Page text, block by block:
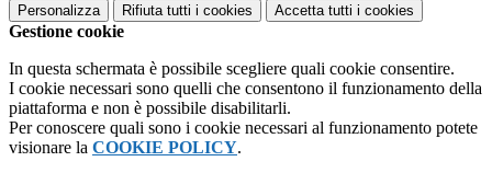
Personalizza Rifiuta tutti i cookies Accetta tutti i cookies
Gestione cookie
In questa schermata è possibile scegliere quali cookie consentire.
I cookie necessari sono quelli che consentono il funzionamento della
piattaforma e non è possibile disabilitarli.
Per conoscere quali sono i cookie necessari al funzionamento potete
visionare la COOKIE POLICY.